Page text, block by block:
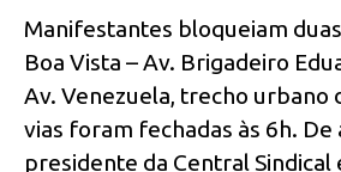
Manifestantes bloqueiam
Boa Vista – Av. Brigadeiro
Av. Venezuela, trecho urbano
vias foram fechadas às 6h. De
presidente da Central Sindical